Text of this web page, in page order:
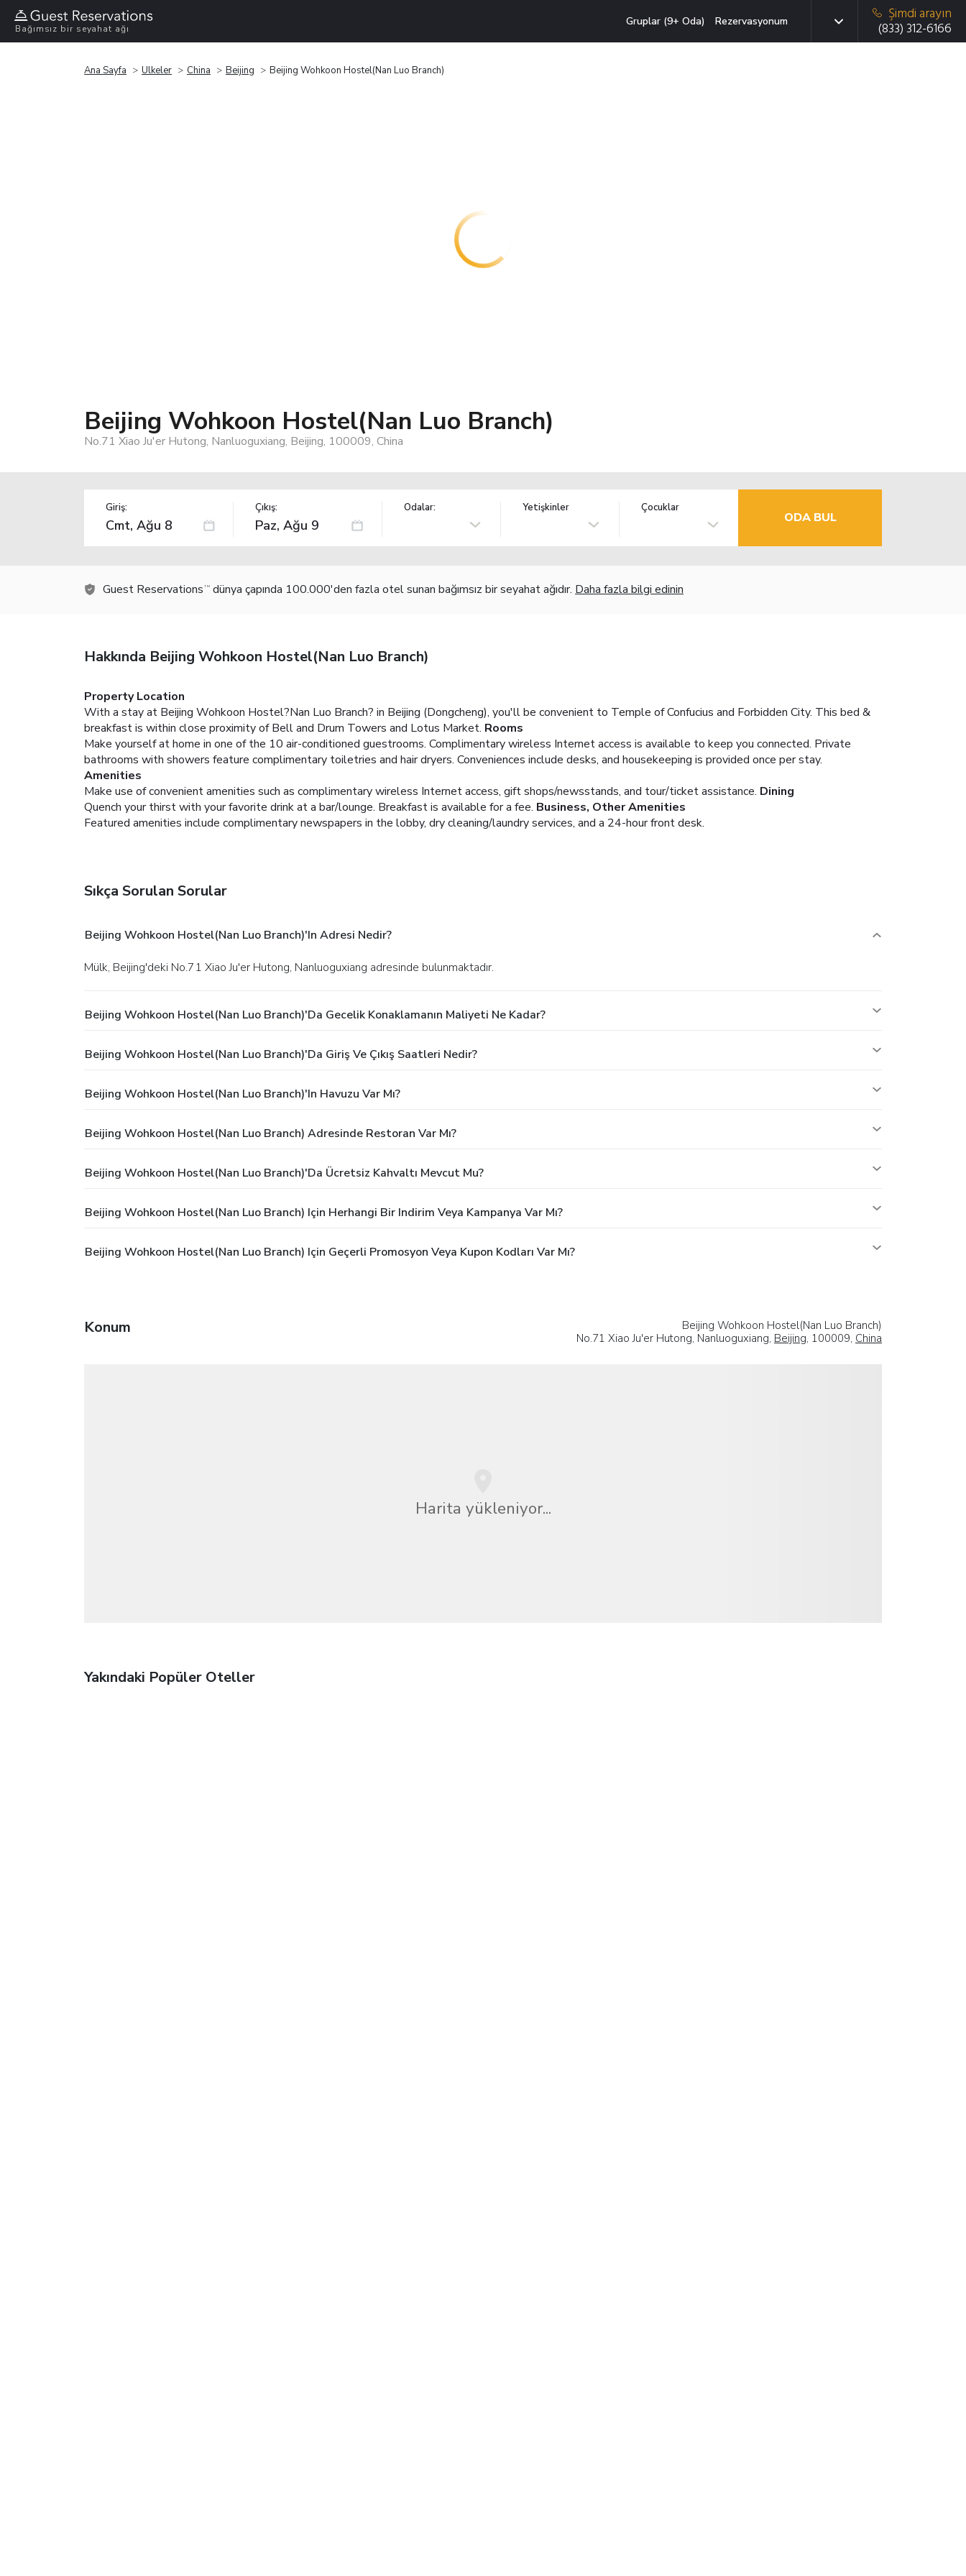
Bağımsız bir seyahat ağı
Gruplar (9+ Oda) Rezervasyonum
Şimdi arayın
(833) 312-6166
Ana Sayfa Ülkeler China Beijing Beijing Wohkoon Hostel(Nan Luo Branch)
Beijing Wohkoon Hostel(Nan Luo Branch)
No.71 Xiao Ju'er Hutong, Nanluoguxiang, Beijing, 100009, China
Giriş: Çıkış: Odalar: Yetişkinler Çocuklar
ODA BUL
Guest Reservations TM dünya çapında 100.000'den fazla otel sunan bağımsız bir seyahat ağıdır. Daha fazla bilgi edinin
Hakkında Beijing Wohkoon Hostel(Nan Luo Branch)
Property Location
With a stay at Beijing Wohkoon Hostel?Nan Luo Branch? in Beijing (Dongcheng), you'll be convenient to Temple of Confucius and Forbidden City. This bed &
breakfast is within close proximity of Bell and Drum Towers and Lotus Market. Rooms
Make yourself at home in one of the 10 air-conditioned guestrooms. Complimentary wireless Internet access is available to keep you connected. Private
bathrooms with showers feature complimentary toiletries and hair dryers. Conveniences include desks, and housekeeping is provided once per stay.
Amenities
Make use of convenient amenities such as complimentary wireless Internet access, gift shops/newsstands, and tour/ticket assistance. Dining
Quench your thirst with your favorite drink at a bar/lounge. Breakfast is available for a fee. Business, Other Amenities
Featured amenities include complimentary newspapers in the lobby, dry cleaning/laundry services, and a 24-hour front desk.
Sıkça Sorulan Sorular
Beijing Wohkoon Hostel(Nan Luo Branch)'ın Adresi Nedir?
Mülk, Beijing'deki No.71 Xiao Ju'er Hutong, Nanluoguxiang adresinde bulunmaktadır.
Beijing Wohkoon Hostel(Nan Luo Branch)'da Gecelik Konaklamanın Maliyeti Ne Kadar?
Beijing Wohkoon Hostel(Nan Luo Branch)'da Giriş Ve Çıkış Saatleri Nedir?
Beijing Wohkoon Hostel(Nan Luo Branch)'ın Havuzu Var Mı?
Beijing Wohkoon Hostel(Nan Luo Branch) Adresinde Restoran Var Mı?
Beijing Wohkoon Hostel(Nan Luo Branch)'da Ücretsiz Kahvaltı Mevcut Mu?
Beijing Wohkoon Hostel(Nan Luo Branch) Için Herhangi Bir Indirim Veya Kampanya Var Mı?
Beijing Wohkoon Hostel(Nan Luo Branch) Için Geçerli Promosyon Veya Kupon Kodları Var Mı?
Konum
Beijing Wohkoon Hostel(Nan Luo Branch)
No.71 Xiao Ju'er Hutong, Nanluoguxiang, Beijing, 100009, China
Harita yükleniyor...
Yakındaki Popüler Oteller